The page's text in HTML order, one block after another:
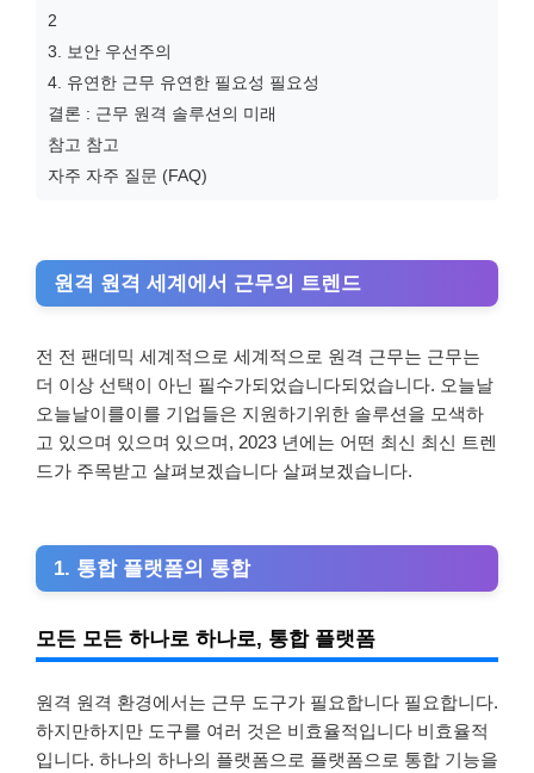
2
3. 보안 우선주의
4. 유연한 근무 유연한 필요성 필요성
결론 : 근무 원격 솔루션의 미래
참고 참고
자주 자주 질문 (FAQ)
원격 원격 세계에서 근무의 트렌드
전 전 팬데믹 세계적으로 세계적으로 원격 근무는 근무는
더 이상 선택이 아닌 필수가되었습니다되었습니다. 오늘날
오늘날이를이를 기업들은 지원하기위한 솔루션을 모색하
고 있으며 있으며 있으며, 2023 년에는 어떤 최신 최신 트렌
드가 주목받고 살펴보겠습니다 살펴보겠습니다.
1. 통합 플랫폼의 통합
모든 모든 하나로 하나로, 통합 플랫폼
원격 원격 환경에서는 근무 도구가 필요합니다 필요합니다.
하지만하지만 도구를 여러 것은 비효율적입니다 비효율적
입니다. 하나의 하나의 플랫폼으로 플랫폼으로 통합 기능을